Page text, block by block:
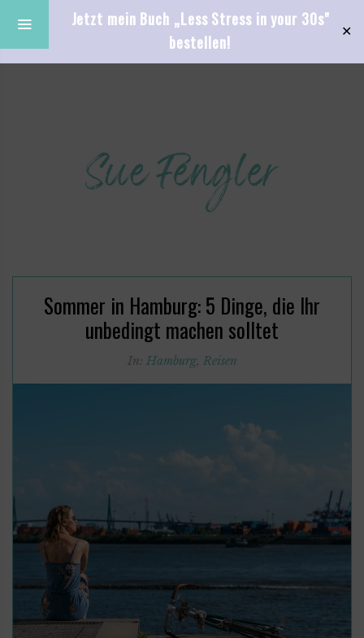
Jetzt mein Buch „Less Stress in your 30s"
bestellen!
✕
Sommer in Hamburg: 5 Dinge, die Ihr
unbedingt machen solltet
In: Hamburg, Reisen